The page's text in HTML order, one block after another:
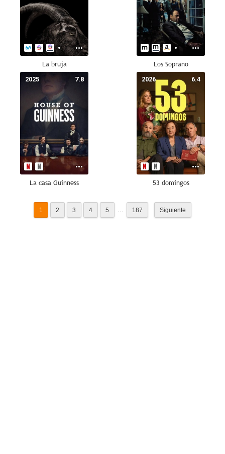
La bruja Los Soprano
7.8
2025
La casa Guinness
6.4
2026
53 domingos
1 2 3 4 5 ... 187 Siguiente